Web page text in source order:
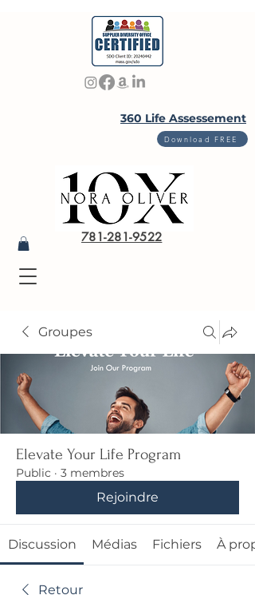
781-281-9522
360 Life Assessement
Download FREE
Groupes
Elevate Your Life Program
Public · 3 membres
Rejoindre
Discussion Médias Fichiers À
Retour